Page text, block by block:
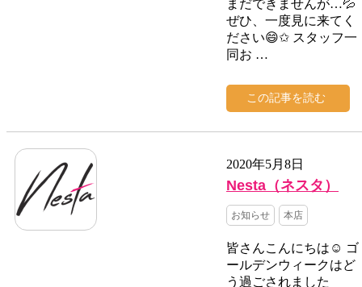
まだできませんが…💦
ぜひ、一度見に来てく
ださい😄✩ スタッフ一
同お …
この記事を読む
2020年5月8日
Nesta（ネスタ）
お知らせ 本店
皆さんこんにちは☺ ゴ
ールデンウィークはど
う過ごされました